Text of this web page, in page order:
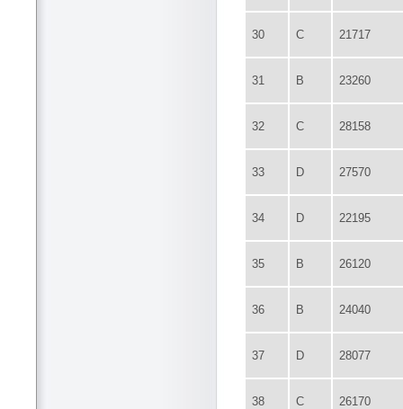
30 C 21717
31 B 23260
32 C 28158
33 D 27570
34 D 22195
35 B 26120
36 B 24040
37 D 28077
38 C 26170